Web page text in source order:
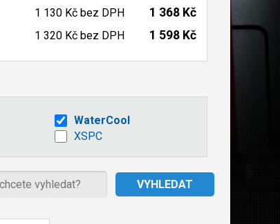
1 130 Kč bez DPH 1 368 Kč
1 320 Kč bez DPH 1 598 Kč
WaterCool
XSPC